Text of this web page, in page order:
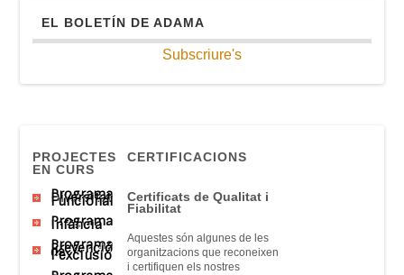
EL BOLETÍN DE ADAMA
Subscriure's
PROJECTES
EN CURS
Programa
Diversitat
Funcional
Programa
Infància
Programa
Prevenció
de
l’exclusió
CERTIFICACIONS
Certificats de Qualitat i
Fiabilitat
Aquestes són algunes de les
organitzacions que reconeixen
i certifiquen els nostres